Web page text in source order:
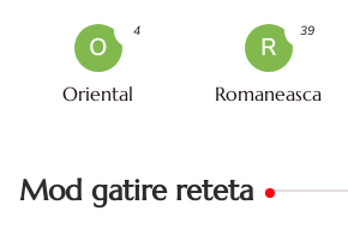
O
Oriental
4
R
Romaneasca
39
Mod gatire reteta